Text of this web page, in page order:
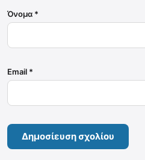
Όνομα *
Email *